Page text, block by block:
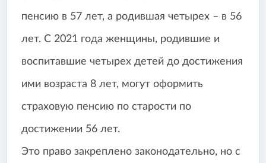
пенсию в 57 лет, а родившая четырех – в 56
лет. С 2021 года женщины, родившие и
воспитавшие четырех детей до достижения
ими возраста 8 лет, могут оформить
страховую пенсию по старости по
достижении 56 лет.
Это право закреплено законодательно, но с